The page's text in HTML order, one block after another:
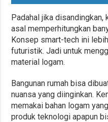
Padahal jika
asal memperhitungkan
Konsep smart-tech ini
futuristik. Jadi untuk
material logam.
Bangunan rumah bisa
nuansa yang diinginkan.
memakai bahan logam
produk teknologi apapun